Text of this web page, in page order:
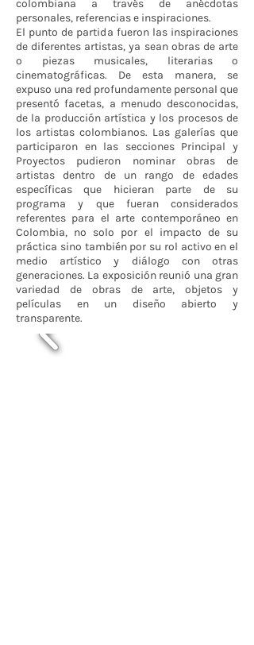
colombiana a través de anécdotas
personales, referencias e inspiraciones.
El punto de partida fueron las inspiraciones
de diferentes artistas, ya sean obras de arte
o piezas musicales, literarias o
cinematográficas. De esta manera, se
expuso una red profundamente personal que
presentó facetas, a menudo desconocidas,
de la producción artística y los procesos de
los artistas colombianos. Las galerías que
participaron en las secciones Principal y
Proyectos pudieron nominar obras de
artistas dentro de un rango de edades
específicas que hicieran parte de su
programa y que fueran considerados
referentes para el arte contemporáneo en
Colombia, no solo por el impacto de su
práctica sino también por su rol activo en el
medio artístico y diálogo con otras
generaciones. La exposición reunió una gran
variedad de obras de arte, objetos y
películas en un diseño abierto y
transparente.